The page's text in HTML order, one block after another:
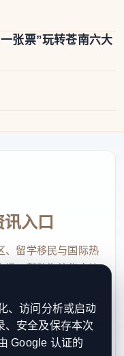
张票”玩转苍南六大
入口
、留学移民与国际热
讯，帮助海外华人快
理站务、投稿与权
、访问分析或启动
、安全及保存本次
Google 认证的